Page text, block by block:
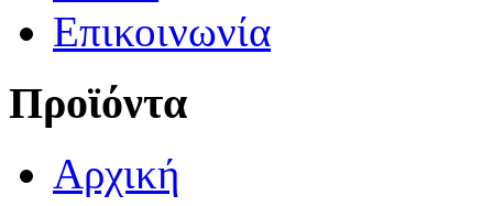
Επικοινωνία
Προϊόντα
Αρχική